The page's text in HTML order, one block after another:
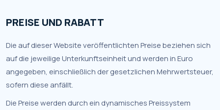
PREISE UND RABATT
Die auf dieser Website veröffentlichten Preise beziehen sich
auf die jeweilige Unterkunftseinheit und werden in Euro
angegeben, einschließlich der gesetzlichen Mehrwertsteuer,
sofern diese anfällt.
Die Preise werden durch ein dynamisches Preissystem